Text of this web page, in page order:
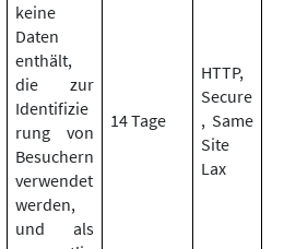
keine
Daten
enthält,
die zur
Identifizie
rung von
Besuchern
verwendet
werden,
und als
14 Tage
HTTP,
Secure
, Same
Site
Lax